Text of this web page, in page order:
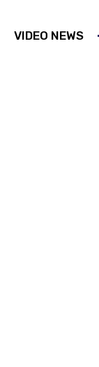
VIDEO NEWS